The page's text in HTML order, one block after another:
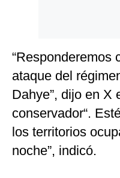
“Responderemos
ataque del
Dahye”, dijo en X
conservador“.
los territorios
noche”, indicó.